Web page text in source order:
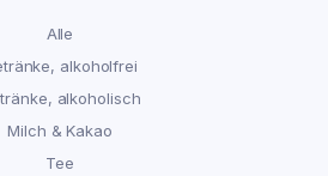
Alle
alkoholfrei
alkoholisch
Milch & Kakao
Tee